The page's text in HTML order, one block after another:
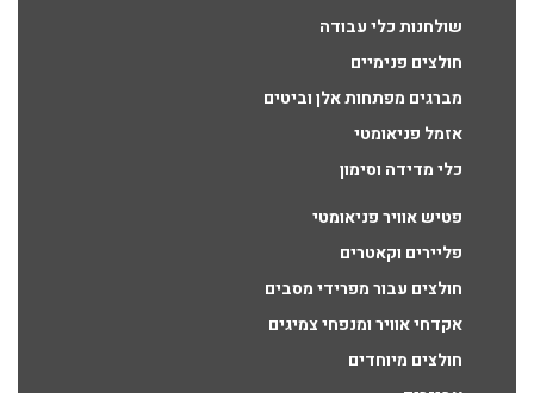
שולחנות כלי עבודה
חולצים פנימיים
מברגים מפתחות אלן וביטים
אזמל פניאומטי
כלי מדידה וסימון
פטיש אוויר פניאומטי
פליירים וקאטרים
חולצים עבור מפרידי מסבים
אקדחי אוויר ומנפחי צמיגים
חולצים מיוחדים